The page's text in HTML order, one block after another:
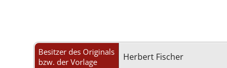
Besitzer des Originals
bzw. der Vorlage
Herbert Fischer